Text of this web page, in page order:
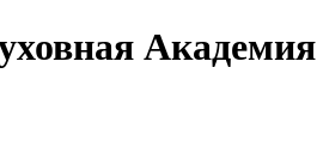
Академия